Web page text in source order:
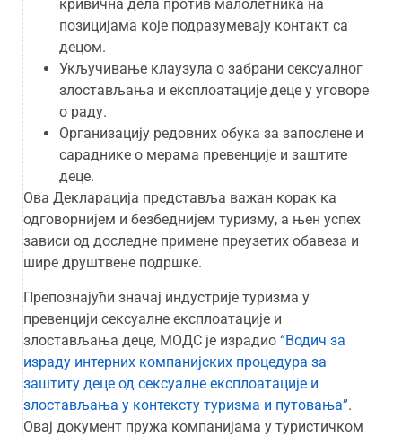
кривична дела против малолетника на
позицијама које подразумевају контакт са
децом.
Укључивање клаузула о забрани сексуалног
злостављања и експлоатације деце у уговоре
о раду.
Организацију редовних обука за запослене и
сараднике о мерама превенције и заштите
деце.
Ова Декларација представља важан корак ка
одговорнијем и безбеднијем туризму, а њен успех
зависи од доследне примене преузетих обавеза и
шире друштвене подршке.
Препознајући значај индустрије туризма у
превенцији сексуалне експлоатације и
злостављања деце, МОДС је израдио “Водич за
израду интерних компанијских процедура за
заштиту деце од сексуалне експлоатације и
злостављања у контексту туризма и путовања”.
Овај документ пружа компанијама у туристичком